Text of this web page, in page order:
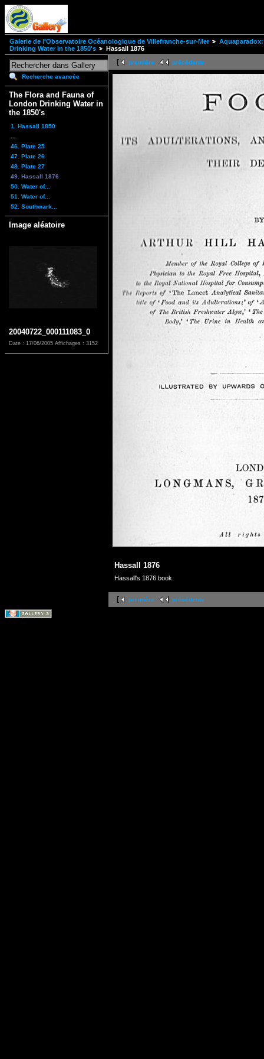
Galerie de l'Observatoire Océanologique de Villefranche-sur-Mer
Drinking Water in the 1850's
Hassall 1876
Recherche avancée
The Flora and Fauna of
London Drinking Water in
the 1850's
1. Hassall 1850
46. Plate 25
47. Plate 26
48. Plate 27
49. Hassall 1876
50. Water of...
51. Water of...
52. Southwark...
Image aléatoire
20040722_000111083_0
Date : 17/06/2005 Affichages : 3152
première précédente
Hassall 1876
Hassall's 1876 book
première précédente